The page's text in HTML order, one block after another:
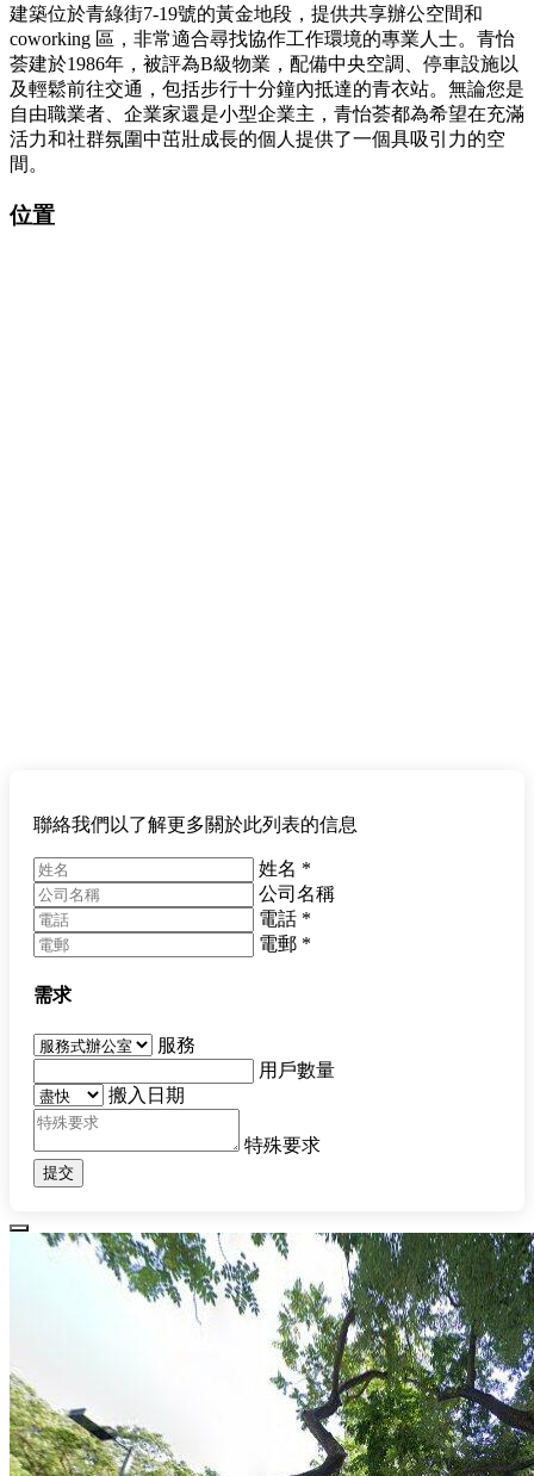
建築位於青綠街7-19號的黃金地段，提供共享辦公空間和
coworking 區，非常適合尋找協作工作環境的專業人士。青怡
荟建於1986年，被評為B級物業，配備中央空調、停車設施以
及輕鬆前往交通，包括步行十分鐘內抵達的青衣站。無論您是
自由職業者、企業家還是小型企業主，青怡荟都為希望在充滿
活力和社群氛圍中茁壯成長的個人提供了一個具吸引力的空
間。
位置
聯絡我們以了解更多關於此列表的信息
姓名 *
公司名稱
電話 *
電郵 *
需求
服務
用戶數量
搬入日期
特殊要求
提交